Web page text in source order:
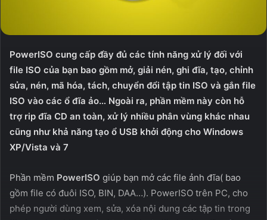
PowerISO cung cấp đầy đủ các tính năng xử lý đối với
file ISO của bạn bao gồm mở, giải nén, ghi đĩa, tạo, chỉnh
sửa, nén, mã hóa, tách, chuyển đổi tập tin ISO và gắn file
ISO vào các ổ đĩa ảo… Ngoài ra, phần mềm này còn hỗ
trợ rip đĩa CD an toàn, xử lý nhiều phân vùng khác nhau
cũng như khả năng tạo ổ USB khởi động cho Windows
XP/Vista và 7
Phần mềm PowerISO giúp bạn mở các file ảnh đĩa( bao
gồm file có đuôi ISO, BIN, DAA…). PowerISO trên PC, cho
phép người dùng xem, sửa, xóa nội dung các tập tin trong